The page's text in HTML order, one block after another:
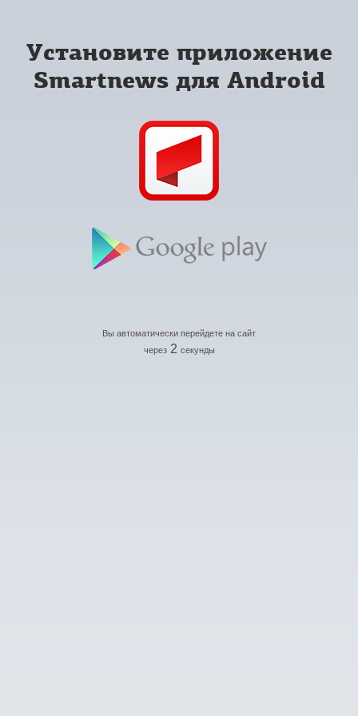
Установите приложение
Smartnews для Android
Вы автоматически перейдете на сайт
через 2 секунды